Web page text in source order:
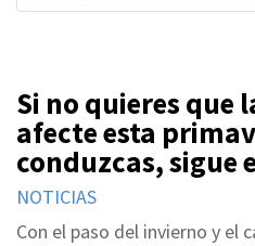
Si no quieres que
afecte esta
conduzcas, sigue
NOTICIAS
Con el paso del invierno y el